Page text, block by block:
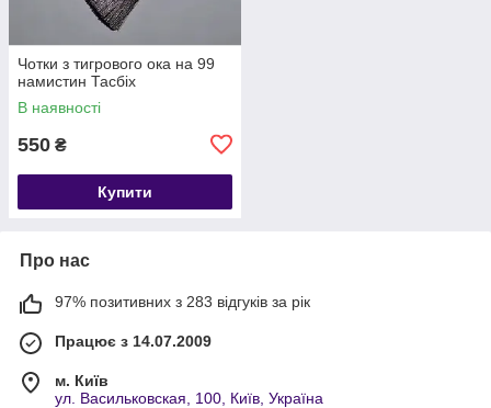
Чотки з тигрового ока на 99
намистин Тасбіх
В наявності
550 ₴
Купити
Про нас
97% позитивних з 283 відгуків за рік
Працює з 14.07.2009
м. Київ
ул. Васильковская, 100, Київ, Україна